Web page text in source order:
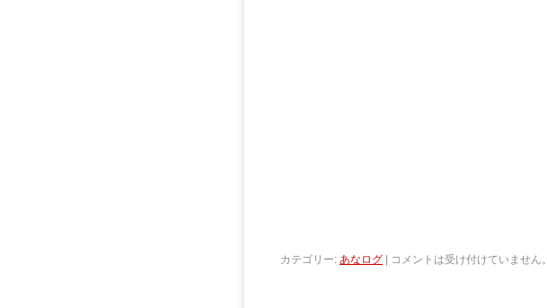
カテゴリー: あなログ コメントは受け付けていません。